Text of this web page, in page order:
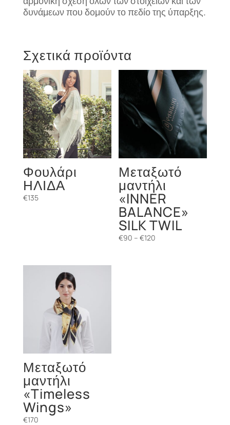
δυνάμεων που δομούν το πεδίο της ύπαρξης.
Σχετικά προϊόντα
Φουλάρι
ΗΛΙΔΑ
€135
Μεταξωτό
μαντήλι
«INNER
BALANCE»
SILK TWIL
€90 – €120
Μεταξωτό
μαντήλι
«Timeless
Wings»
€170